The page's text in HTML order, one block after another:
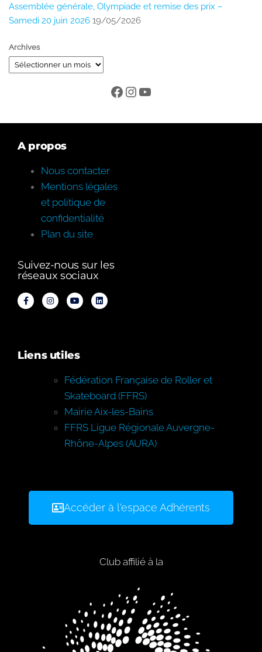
Assemblée générale, Olympiade et remise des prix –
Samedi 20 juin 2026 19/05/2026
Archives
A propos
Nous contacter
Mentions légales
et politique de
confidentialité
Plan du site
Suivez-nous sur les
réseaux sociaux
Liens utiles
Fédération Française de Roller et
Skateboard (FFRS)
Mairie Aix-les-Bains
FFRS Ligue Régionale Auvergne-
Rhône-Alpes (AURA)
Accéder à l'espace Adhérents
Club affilié à la